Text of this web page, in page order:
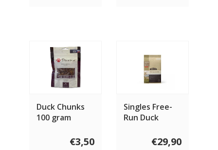
Duck Chunks
100 gram
€3,50
Singles Free-
Run Duck
€29,90